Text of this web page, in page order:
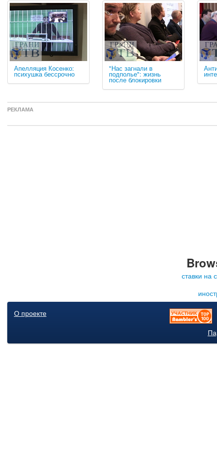
Апелляция Косенко:
психушка бессрочно
"Нас загнали в
подполье": жизнь
после блокировки
РЕКЛАМА
ставки на
О проекте